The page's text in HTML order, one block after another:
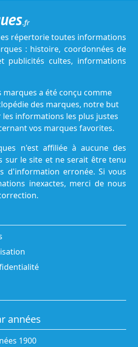
.fr
répertorie toutes informations
: histoire, coordonnées de
publicités cultes, informations
a été conçu comme
des marques, notre but
les informations les plus justes
vos marques favorites.
n'est affiliée à aucune des
sur le site et ne serait être tenu
d'information erronée. Si vous
inexactes, merci de nous
années
1900